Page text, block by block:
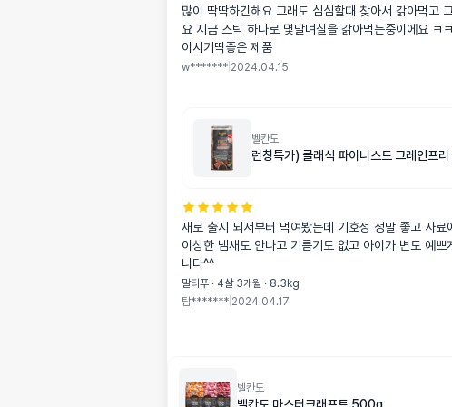
많이 딱딱하긴해요 그래도 심심할때 찾아서 갉아먹고
요 지금 스틱 하나로 몇말며칠을 갉아먹는중이에요 ㅋ
이시기딱좋은 제품
w******* 2024.04.15
벨칸도
런칭특가) 클래식 파이니스트 그레인프
새로 출시 되서부터 먹여봤는데 기호성 정말 좋고 사료
이상한 냄새도 안나고 기름기도 없고 아이가 변도 예쁘
니다^^
말티푸 · 4살 3개월 · 8.3kg
탐******* 2024.04.17
벨칸도